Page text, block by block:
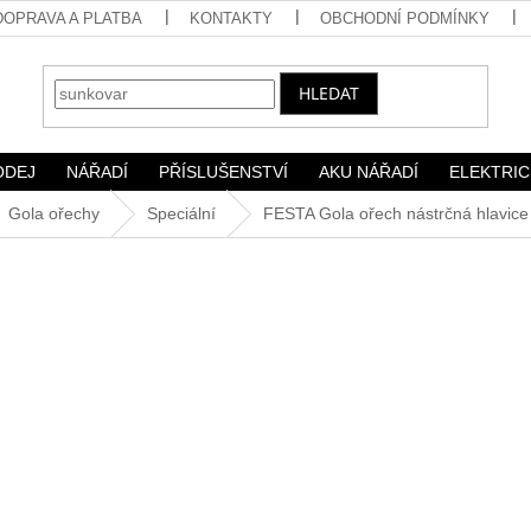
A PLATBA KONTAKTY OBCHODNÍ PODMÍNKY
HLEDAT
NÁŘADÍ PŘÍSLUŠENSTVÍ AKU NÁŘADÍ
Gola ořechy Speciální FESTA Gola ořech nástrčná